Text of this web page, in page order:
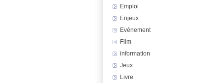
Emploi
Enjeux
Evénement
Film
information
Jeux
Livre